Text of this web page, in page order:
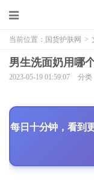
当前位置： 国货护肤网 >
男生洗面奶用哪
2023-05-19 01:59:07 分类
每日十分钟，看到